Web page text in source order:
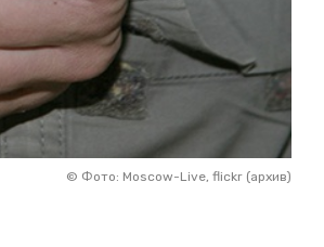
© Фото: Moscow-Live, flickr (архив)